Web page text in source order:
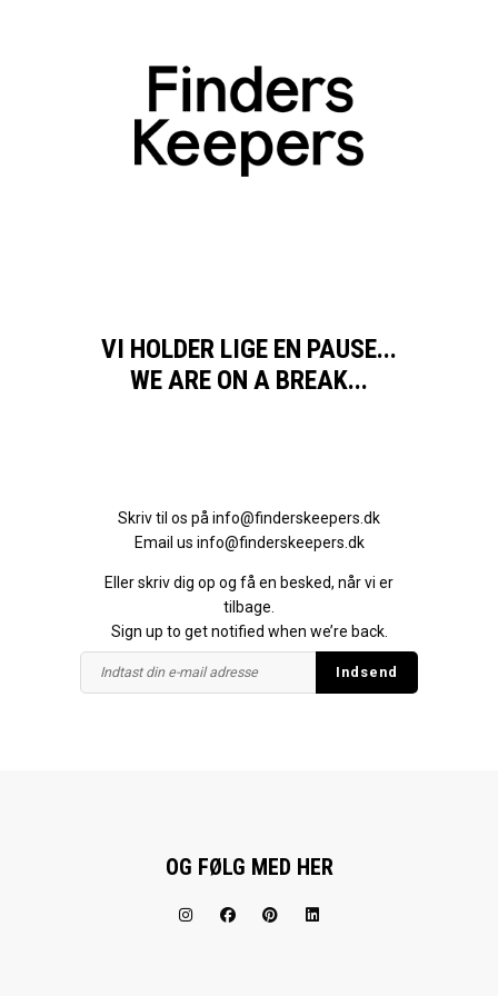
VI HOLDER LIGE EN PAUSE...
WE ARE ON A BREAK...
Skriv til os på info@finderskeepers.dk
Email us info@finderskeepers.dk
Eller skriv dig op og få en besked, når vi er
tilbage.
Sign up to get notified when we’re back.
OG FØLG MED HER